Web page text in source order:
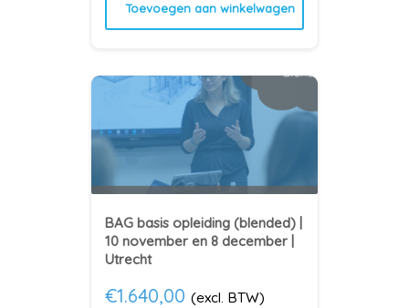
Toevoegen aan winkelwagen
BAG basis opleiding (blended) |
10 november en 8 december |
Utrecht
€1.640,00 (excl. BTW)